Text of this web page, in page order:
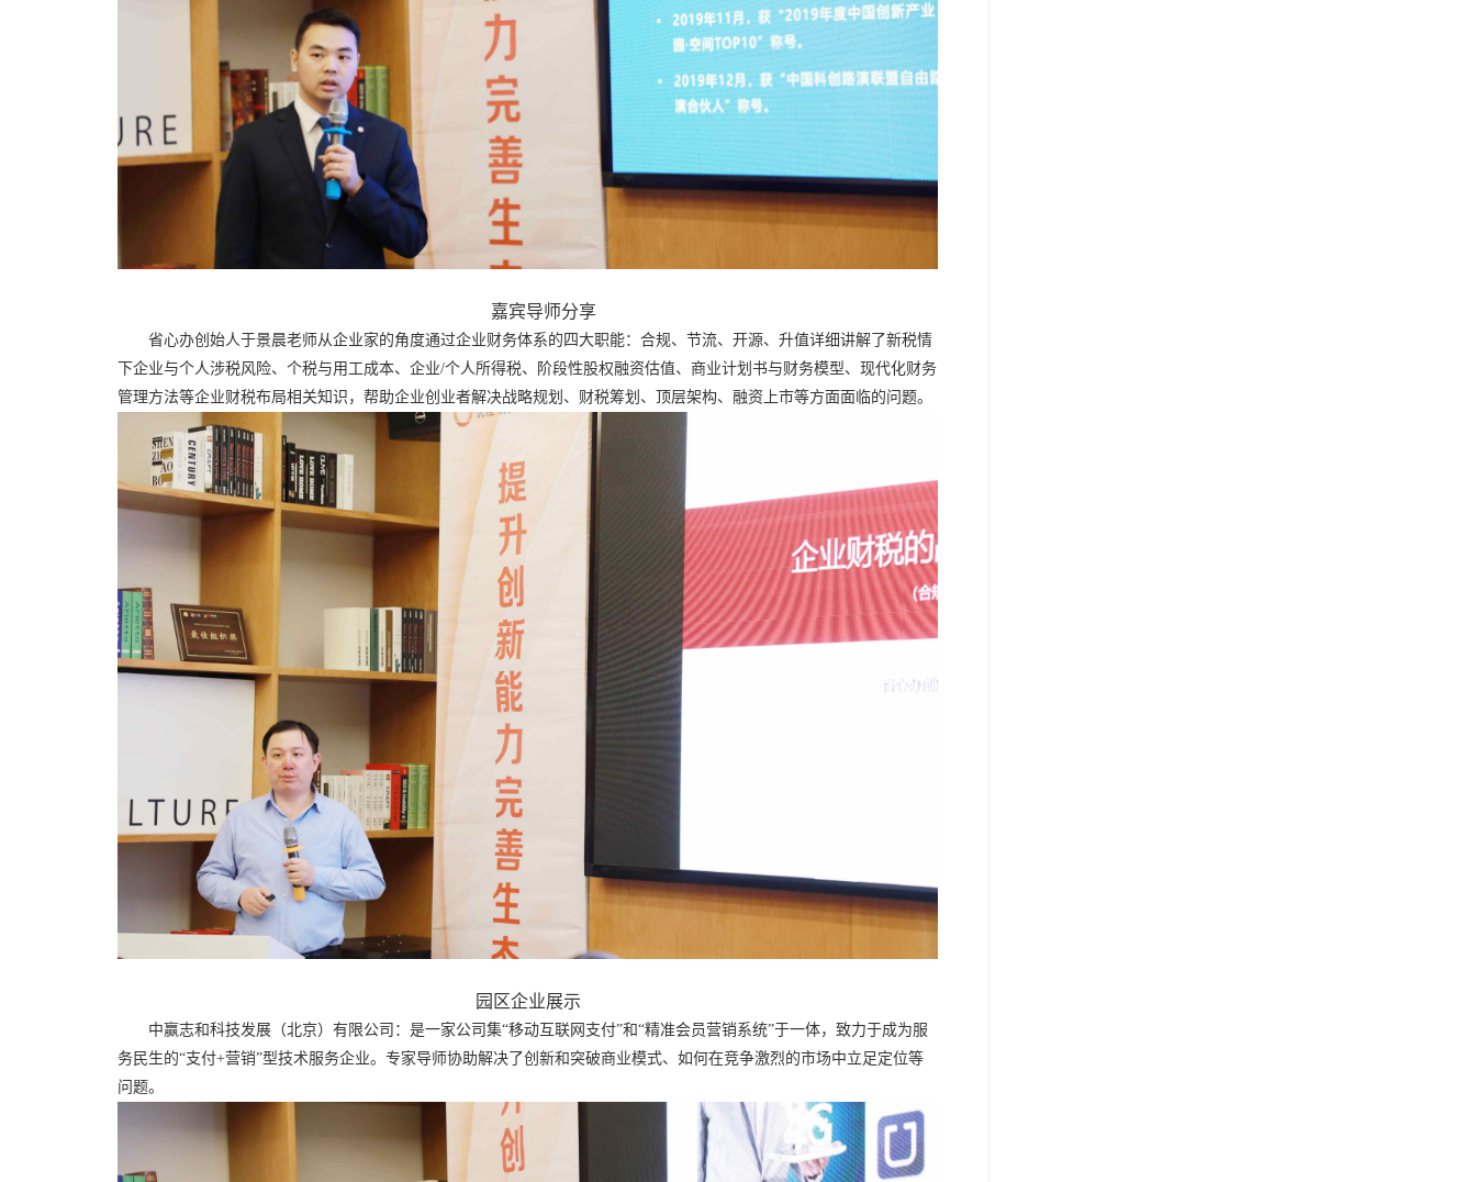
嘉宾导师分享
省心办创始人于景晨老师从企业家的角度通过企业财务体系的四大职能：合规、节流、开源、升值详细讲解了新税情
下企业与个人涉税风险、个税与用工成本、企业/个人所得税、阶段性股权融资估值、商业计划书与财务模型、现代化财务
管理方法等企业财税布局相关知识，帮助企业创业者解决战略规划、财税筹划、顶层架构、融资上市等方面面临的问题。
园区企业展示
中赢志和科技发展（北京）有限公司：是一家公司集“移动互联网支付”和“精准会员营销系统”于一体，致力于成为服
务民生的“支付+营销”型技术服务企业。专家导师协助解决了创新和突破商业模式、如何在竞争激烈的市场中立足定位等
问题。